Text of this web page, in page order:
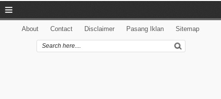
≡
About Contact Disclaimer Pasang Iklan Sitemap